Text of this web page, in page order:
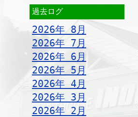
過去ログ
2026年 8月
2026年 7月
2026年 6月
2026年 5月
2026年 4月
2026年 3月
2026年 2月